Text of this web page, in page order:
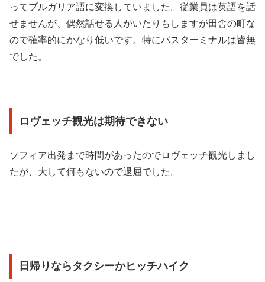
ってブルガリア語に変換していました。従業員は英語を話
せませんが、偶然話せる人がいたりもしますが田舎の町な
ので確率的にかなり低いです。特にバスターミナルは皆無
でした。
ロヴェッチ観光は期待できない
ソフィア出発まで時間があったのでロヴェッチ観光しまし
たが、大して何もないので退屈でした。
日帰りならタクシーかヒッチハイク